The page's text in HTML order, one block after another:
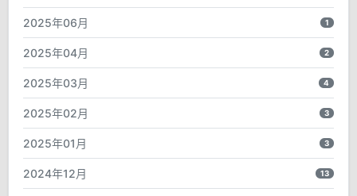
2025年06月 1
2025年04月 2
2025年03月 4
2025年02月 3
2025年01月 3
2024年12月 13